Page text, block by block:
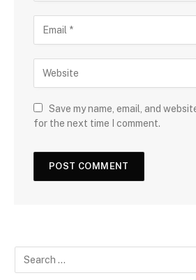
Save my name, email, and
for the next time I comment.